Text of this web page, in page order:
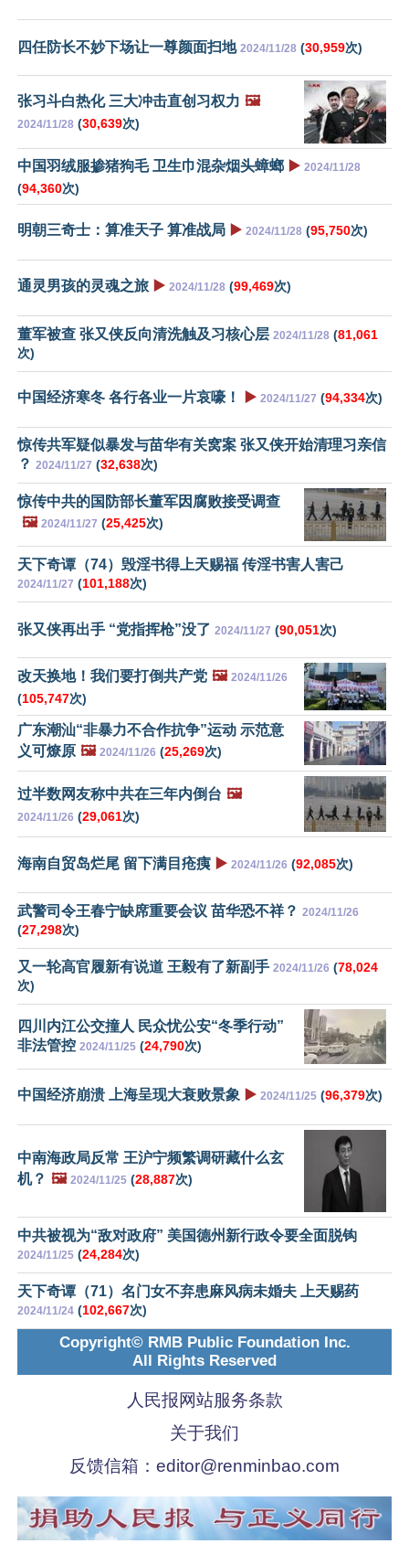
四任防长不妙下场让一尊颜面扫地 2024/11/28 (30,959次)
张习斗白热化 三大冲击直创习权力 🖼️
2024/11/28 (30,639次)
中国羽绒服掺猪狗毛 卫生巾混杂烟头蟑螂 ▶️ 2024/11/28
(94,360次)
明朝三奇士：算准天子 算准战局 ▶️ 2024/11/28 (95,750次)
通灵男孩的灵魂之旅 ▶️ 2024/11/28 (99,469次)
董军被查 张又侠反向清洗触及习核心层 2024/11/28 (81,061
次)
中国经济寒冬 各行各业一片哀嚎！ ▶️ 2024/11/27 (94,334次)
惊传共军疑似暴发与苗华有关窝案 张又侠开始清理习亲信
？ 2024/11/27 (32,638次)
惊传中共的国防部长董军因腐败接受调查
🖼️ 2024/11/27 (25,425次)
天下奇谭（74）毁淫书得上天赐福 传淫书害人害己
2024/11/27 (101,188次)
张又侠再出手 “党指挥枪”没了 2024/11/27 (90,051次)
改天换地！我们要打倒共产党 🖼️ 2024/11/26
(105,747次)
广东潮汕“非暴力不合作抗争”运动 示范意
义可燎原 🖼️ 2024/11/26 (25,269次)
过半数网友称中共在三年内倒台 🖼️
2024/11/26 (29,061次)
海南自贸岛烂尾 留下满目疮痍 ▶️ 2024/11/26 (92,085次)
武警司令王春宁缺席重要会议 苗华恐不祥？ 2024/11/26
(27,298次)
又一轮高官履新有说道 王毅有了新副手 2024/11/26 (78,024
次)
四川内江公交撞人 民众忧公安“冬季行动”
非法管控 2024/11/25 (24,790次)
中国经济崩溃 上海呈现大衰败景象 ▶️ 2024/11/25 (96,379次)
中南海政局反常 王沪宁频繁调研藏什么玄
机？ 🖼️ 2024/11/25 (28,887次)
中共被视为“敌对政府” 美国德州新行政令要全面脱钩
2024/11/25 (24,284次)
天下奇谭（71）名门女不弃患麻风病未婚夫 上天赐药
2024/11/24 (102,667次)
Copyright© RMB Public Foundation Inc.
All Rights Reserved
人民报网站服务条款
关于我们
反馈信箱： editor@renminbao.com